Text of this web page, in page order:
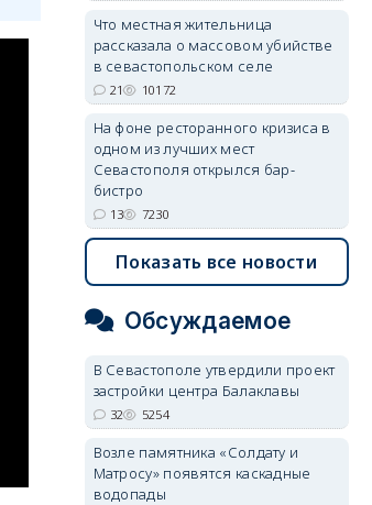
Что местная жительница
рассказала о массовом убийстве
в севастопольском селе
21 10172
На фоне ресторанного кризиса в
одном из лучших мест
Севастополя открылся бар-
бистро
13 7230
Показать все новости
Обсуждаемое
В Севастополе утвердили проект
застройки центра Балаклавы
32 5254
Возле памятника «Солдату и
Матросу» появятся каскадные
водопады